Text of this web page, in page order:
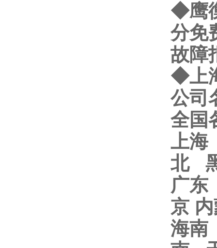
◆鹰
分免
故障
◆上
公司
全国
上海
北
广
京
海